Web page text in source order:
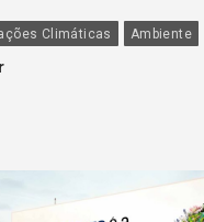
Climáticas Ambiente